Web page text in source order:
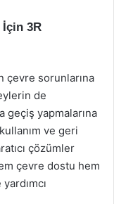
3R
çevre sorunlarına
de
geçiş yapmalarına
ve geri
çözümler
çevre dostu hem